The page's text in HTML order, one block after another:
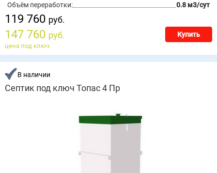
Объём переработки:
0.8 м3/сут
119 760 руб.
147 760 руб. Купить
цена под ключ
В наличии
Септик под ключ Топас 4 Пр